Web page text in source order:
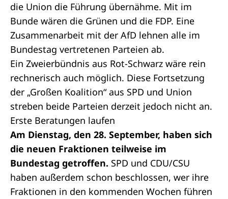
die Union die Führung übernähme. Mit im
Bunde wären die Grünen und die FDP. Eine
Zusammenarbeit mit der AfD lehnen alle im
Bundestag vertretenen Parteien ab.
Ein Zweierbündnis aus Rot-Schwarz wäre rein
rechnerisch auch möglich. Diese Fortsetzung
der „Großen Koalition“ aus SPD und Union
streben beide Parteien derzeit jedoch nicht an.
Erste Beratungen laufen
Am Dienstag, den 28. September, haben sich
die neuen Fraktionen teilweise im
Bundestag getroffen. SPD und CDU/CSU
haben außerdem schon beschlossen, wer ihre
Fraktionen in den kommenden Wochen führen